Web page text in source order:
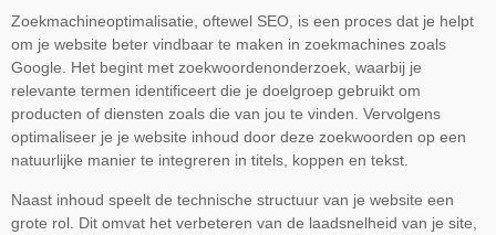
Zoekmachineoptimalisatie, oftewel SEO, is een proces dat je helpt
om je website beter vindbaar te maken in zoekmachines zoals
Google. Het begint met zoekwoordenonderzoek, waarbij je
relevante termen identificeert die je doelgroep gebruikt om
producten of diensten zoals die van jou te vinden. Vervolgens
optimaliseer je je website inhoud door deze zoekwoorden op een
natuurlijke manier te integreren in titels, koppen en tekst.
Naast inhoud speelt de technische structuur van je website een
grote rol. Dit omvat het verbeteren van de laadsnelheid van je site,